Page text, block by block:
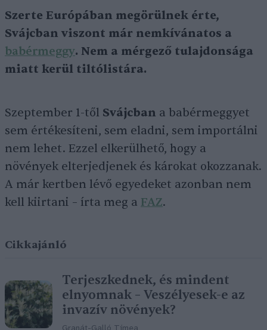
Szerte Európában megörülnek érte,
Svájcban viszont már nemkívánatos a
babérmeggy. Nem a mérgező tulajdonsága
miatt kerül tiltólistára.
Szeptember 1-től Svájcban a babérmeggyet
sem értékesíteni, sem eladni, sem importálni
nem lehet. Ezzel elkerülhető, hogy a
növények elterjedjenek és károkat okozzanak.
A már kertben lévő egyedeket azonban nem
kell kiirtani – írta meg a FAZ.
Cikkajánló
Terjeszkednek, és mindent
elnyomnak – Veszélyesek-e az
invazív növények?